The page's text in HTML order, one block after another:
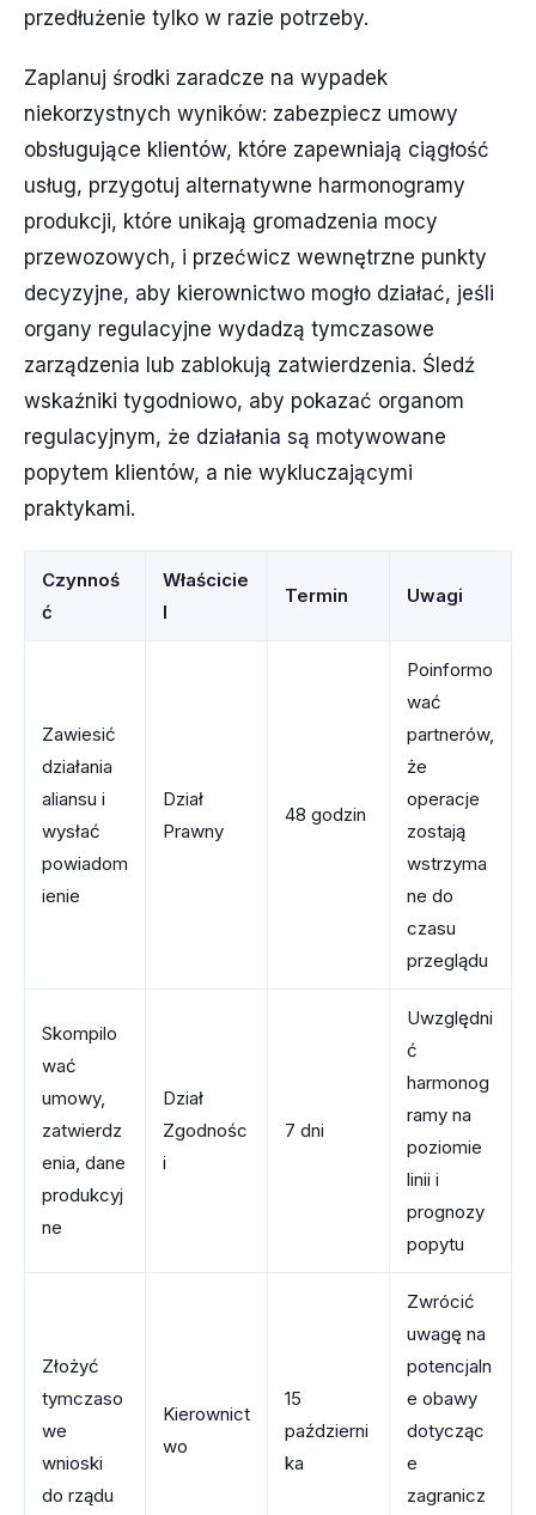
przedłużenie tylko w razie potrzeby.
Zaplanuj środki zaradcze na wypadek
niekorzystnych wyników: zabezpiecz umowy
obsługujące klientów, które zapewniają ciągłość
usług, przygotuj alternatywne harmonogramy
produkcji, które unikają gromadzenia mocy
przewozowych, i przećwicz wewnętrzne punkty
decyzyjne, aby kierownictwo mogło działać, jeśli
organy regulacyjne wydadzą tymczasowe
zarządzenia lub zablokują zatwierdzenia. Śledź
wskaźniki tygodniowo, aby pokazać organom
regulacyjnym, że działania są motywowane
popytem klientów, a nie wykluczającymi
praktykami.
Czynnoś
ć
Właścicie
l
Termin Uwagi
Zawiesić
działania
aliansu i
wysłać
powiadom
ienie
Dział
Prawny
48 godzin
Poinformo
wać
partnerów,
że
operacje
zostają
wstrzyma
ne do
czasu
przeglądu
Skompilo
wać
umowy,
zatwierdz
enia, dane
produkcyj
ne
Dział
Zgodnośc
i
7 dni
Uwzględni
ć
harmonog
ramy na
poziomie
linii i
prognozy
popytu
Złożyć
tymczaso
we
wnioski
do rządu
Kierownict
wo
15
październi
ka
Zwrócić
uwagę na
potencjaln
e obawy
dotycząc
e
zagranicz